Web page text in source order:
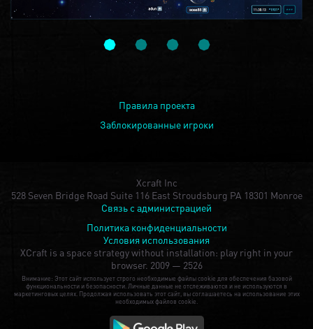
Правила проекта
Заблокированные игроки
Xcraft Inc
528 Seven Bridge Road Suite 116 East Stroudsburg PA 18301 Monroe
Связь с администрацией
Политика конфиденциальности
Условия использования
XCraft is a space strategy without installation: play right in your
browser. 2009 — 2526
Внимание: Этот сайт использует строго необходимые файлы cookie для обеспечения базовой
функциональности и безопасности. Личные данные не отслеживаются и не используются в
маркетинговых целях. Продолжая использовать этот сайт, вы соглашаетесь на использование этих
необходимых файлов cookie.